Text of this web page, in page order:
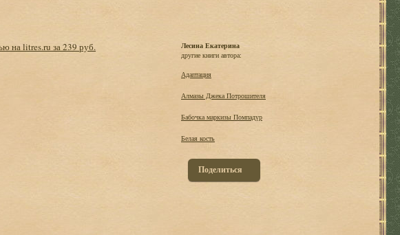
на litres.ru за 239 руб.
Лесина Екатерина
другие книги автора:
Адаптация
Алмазы Джека Потрошителя
Бабочка маркизы Помпадур
Белая кость
Поделиться